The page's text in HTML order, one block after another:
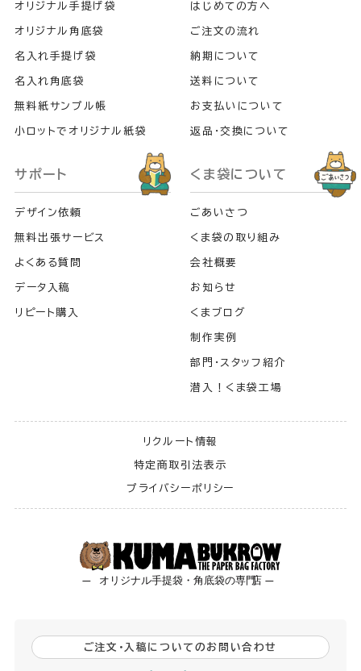
ご注文・入稿についてのお問い合わせ
オリジナル手提げ袋
オリジナル角底袋
名入れ手提げ袋
名入れ角底袋
無料紙サンプル帳
小ロットでオリジナル紙袋
はじめての方へ
ご注文の流れ
納期について
送料について
お支払いについて
返品・交換について
サポート
デザイン依頼
無料出張サービス
よくある質問
データ入稿
リピート購入
くま袋について
ごあいさつ
くま袋の取り組み
会社概要
お知らせ
くまブログ
制作実例
部門・スタッフ紹介
潜入！くま袋工場
リクルート情報
特定商取引法表示
プライバシーポリシー